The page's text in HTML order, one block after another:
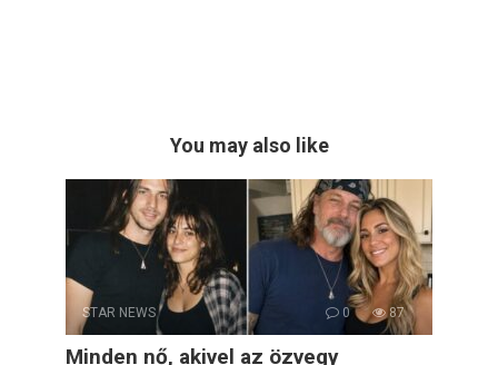
You may also like
STAR NEWS 0 87
Minden nő, akivel az özvegy